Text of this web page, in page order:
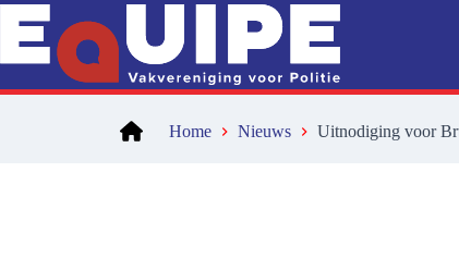
Ga
naar
inhoud
Home Nieuws Uitnodiging voor